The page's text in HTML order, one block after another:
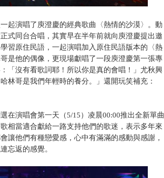
起演唱了庾澄慶的經典歌曲〈熱情的沙漠〉。動
式同台合唱，其實早在半年前就向庾澄慶提出邀
習原住民語，一起演唱加入原住民語版本的〈熱
是他的偶像，更現場獻唱了一段庾澄慶第一張專
「沒有看歌詞耶！所以你是真的會唱！」尤秋興
林哥是我們年輕時的養分。」還開玩笑補充：
在演唱會第一天（5/15）凌晨00:00推出全新單曲
相當適合獻給一路支持他們的歌迷，表示多年來
讓他們有種戀愛感，心中有滿滿的感動與感謝，
忘返的感覺。